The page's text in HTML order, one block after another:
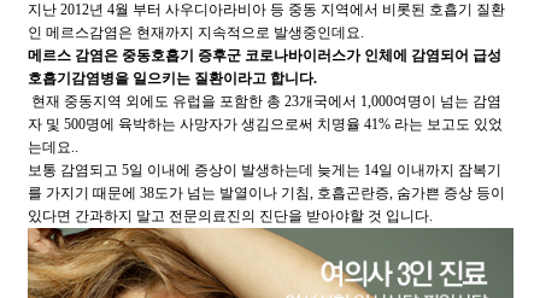
지난 2012년 4월 부터 사우디아라비아 등 중동 지역에서 비롯된 호흡기 질환
인 메르스감염은 현재까지 지속적으로 발생중인데요.
메르스 감염은 중동호흡기 증후군 코로나바이러스가 인체에 감염되어 급성
호흡기감염병을 일으키는 질환이라고 합니다.
현재 중동지역 외에도 유럽을 포함한 총 23개국에서 1,000여명이 넘는 감염
자 및 500명에 육박하는 사망자가 생김으로써 치명율 41% 라는 보고도 있었
는데요..
보통 감염되고 5일 이내에 증상이 발생하는데 늦게는 14일 이내까지 잠복기
를 가지기 때문에 38도가 넘는 발열이나 기침, 호흡곤란증, 숨가쁜 증상 등이
있다면 간과하지 말고 전문의료진의 진단을 받아야할 것 입니다.